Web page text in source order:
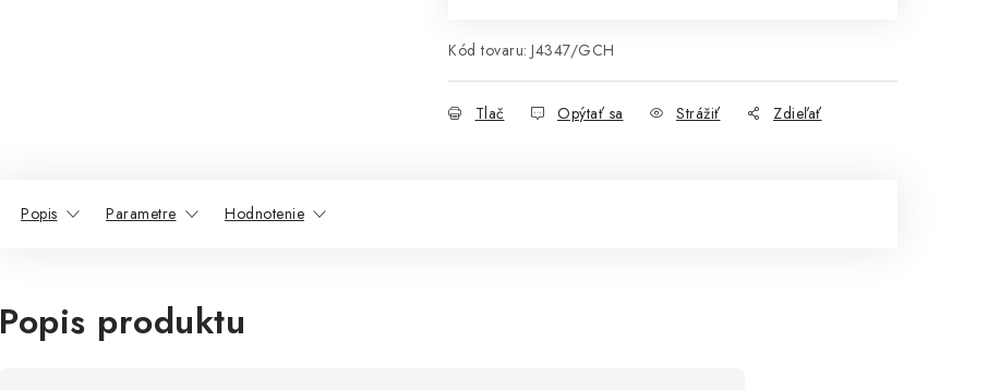
Kód tovaru: J4347/GCH
Tlač Opýtať sa Strážiť Zdieľať
Popis Parametre Hodnotenie
Popis produktu